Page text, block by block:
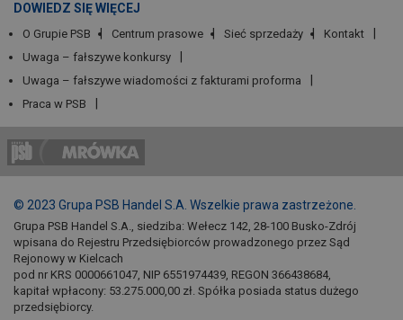
DOWIEDZ SIĘ WIĘCEJ
O Grupie PSB Centrum prasowe Sieć sprzedaży
Kontakt
Uwaga – fałszywe konkursy
Uwaga – fałszywe wiadomości z fakturami proforma
Praca w PSB
© 2023 Grupa PSB Handel S.A. Wszelkie prawa zastrzeżone.
Grupa PSB Handel S.A., siedziba: Wełecz 142, 28-100 Busko-Zdrój
wpisana do Rejestru Przedsiębiorców prowadzonego przez Sąd
Rejonowy w Kielcach
pod nr KRS 0000661047, NIP 6551974439, REGON 366438684,
kapitał wpłacony: 53.275.000,00 zł. Spółka posiada status dużego
przedsiębiorcy.